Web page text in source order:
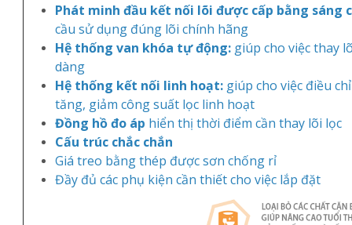
Phát minh đầu kết nối lõi được cấp bằng sáng
cầu sử dụng đúng lõi chính hãng
Hệ thống van khóa tựđộng: giúp cho việc thay
dàng
Hệ thống kết nối linh hoạt:giúp cho việc điều
tăng, giảm công suất lọc linh hoạt
Đồng hồđo áp hiển thị thời điểm cần thay lõi lọc
Cấu trúc chắc chắn
Giá treo bằng thép được sơn chống rỉ
Đầy đủ các phụ kiện cần thiết cho việc lắp đặt